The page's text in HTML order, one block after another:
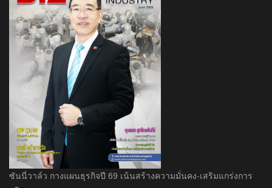
ซันนี่วาล์ว กางแผนธุรกิจปี 69 เน้นสร้างความมั่นคง-เสริมแกร่งการ